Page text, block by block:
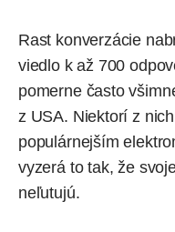
Rast konverzácie
viedlo k až 700
pomerne často
z USA. Niektorí z
populárnejším
vyzerá to tak, že
neľutujú.